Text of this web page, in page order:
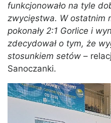
funkcjonowało na tyle
zwycięstwa. W ostatnim
pokonały 2:1 Gorlice i
zdecydował o tym, że
stosunkiem setów –
Sanoczanki.